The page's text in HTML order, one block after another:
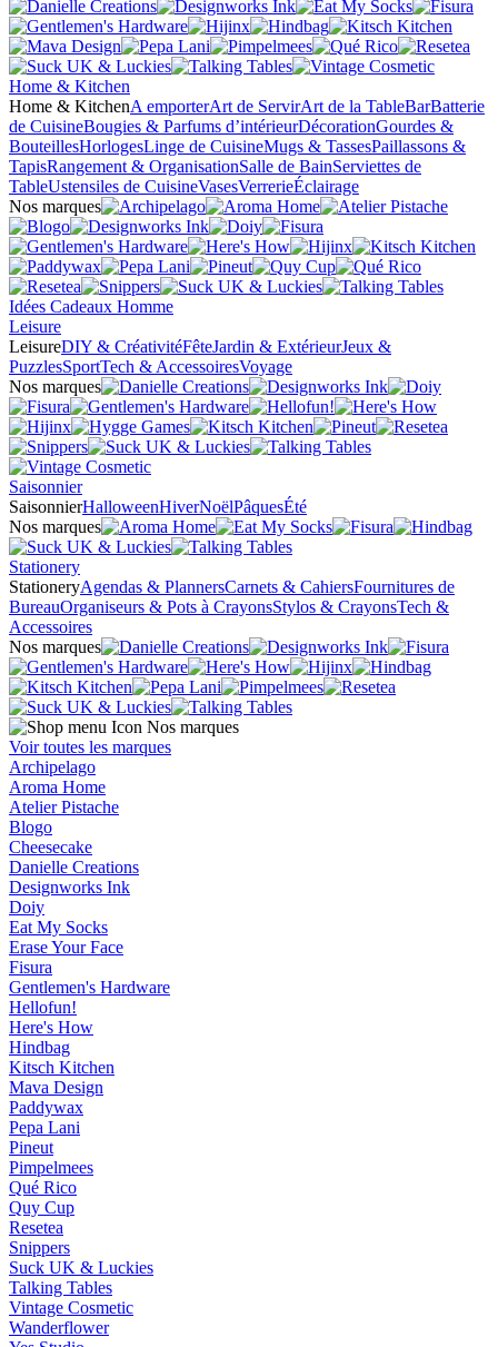
Home & Kitchen
Home & KitchenA emporterArt de ServirArt de la TableBarBatterie
de CuisineBougies & Parfums d’intérieurDécorationGourdes &
BouteillesHorlogesLinge de CuisineMugs & TassesPaillassons &
TapisRangement & OrganisationSalle de BainServiettes de
TableUstensiles de CuisineVasesVerrerieÉclairage
Nos marques
Idées Cadeaux Homme
Leisure
LeisureDIY & CréativitéFêteJardin & ExtérieurJeux &
PuzzlesSportTech & AccessoiresVoyage
Nos marques
Saisonnier
SaisonnierHalloweenHiverNoëlPâquesÉté
Nos marques
Stationery
StationeryAgendas & PlannersCarnets & CahiersFournitures de
BureauOrganiseurs & Pots à CrayonsStylos & CrayonsTech &
Accessoires
Nos marques
Nos marques
Voir toutes les marques
Archipelago
Aroma Home
Atelier Pistache
Blogo
Cheesecake
Danielle Creations
Designworks Ink
Doiy
Eat My Socks
Erase Your Face
Fisura
Gentlemen's Hardware
Hellofun!
Here's How
Hindbag
Kitsch Kitchen
Mava Design
Paddywax
Pepa Lani
Pineut
Pimpelmees
Qué Rico
Quy Cup
Resetea
Snippers
Suck UK & Luckies
Talking Tables
Vintage Cosmetic
Wanderflower